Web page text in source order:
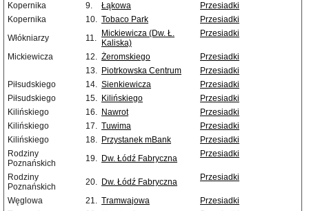
Kopernika
9. Łąkowa
Przesiadki
Kopernika
10. Tobaco Park
Przesiadki
Włókniarzy
11.
Mickiewicza (Dw. Ł.
Kaliska)
Przesiadki
Mickiewicza 12. Żeromskiego
Przesiadki
13. Piotrkowska Centrum
Przesiadki
Piłsudskiego
14. Sienkiewicza
Przesiadki
Piłsudskiego
15. Kilińskiego
Przesiadki
Kilińskiego
16. Nawrot
Przesiadki
Kilińskiego
17. Tuwima
Przesiadki
Kilińskiego
18. Przystanek mBank
Przesiadki
Rodziny
Poznańskich
19. Dw. Łódź Fabryczna Przesiadki
Rodziny
Poznańskich
20. Dw. Łódź Fabryczna Przesiadki
Węglowa 21. Tramwajowa
Przesiadki